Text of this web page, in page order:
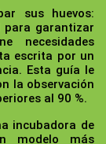
sus huevos:
para garantizar
necesidades
escrita por un
Esta guía le
la observación
al 90 %.
incubadora de
modelo más